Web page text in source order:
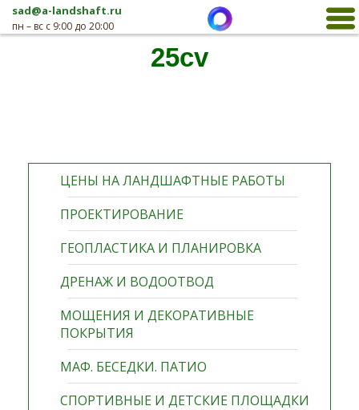
sad@a-landshaft.ru
пн – вс с 9:00 до 20:00
ЦЕНЫ НА ЛАНДШАФТНЫЕ РАБОТЫ
ПРОЕКТИРОВАНИЕ
ГЕОПЛАСТИКА И ПЛАНИРОВКА
ДРЕНАЖ И ВОДООТВОД
МОЩЕНИЯ И ДЕКОРАТИВНЫЕ
ПОКРЫТИЯ
МАФ. БЕСЕДКИ. ПАТИО
СПОРТИВНЫЕ И ДЕТСКИЕ ПЛОЩАДКИ
25cv